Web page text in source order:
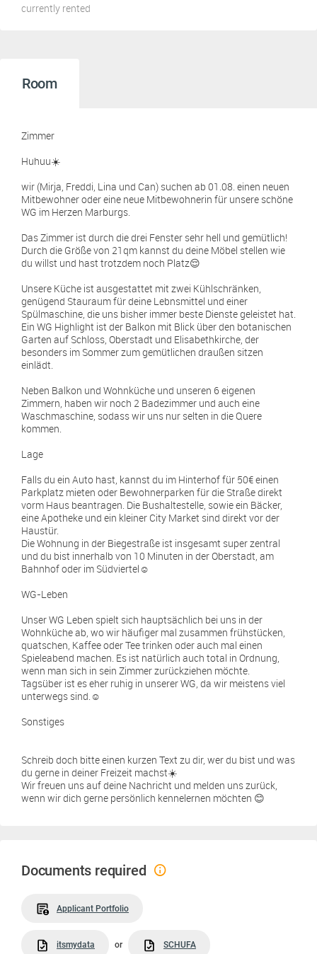
currently rented
Room
Zimmer
Huhuu☀️
wir (Mirja, Freddi, Lina und Can) suchen ab 01.08. einen neuen
Mitbewohner oder eine neue Mitbewohnerin für unsere schöne
WG im Herzen Marburgs.
Das Zimmer ist durch die drei Fenster sehr hell und gemütlich!
Durch die Größe von 21qm kannst du deine Möbel stellen wie
du willst und hast trotzdem noch Platz😌
Unsere Küche ist ausgestattet mit zwei Kühlschränken,
genügend Stauraum für deine Lebnsmittel und einer
Spülmaschine, die uns bisher immer beste Dienste geleistet hat.
Ein WG Highlight ist der Balkon mit Blick über den botanischen
Garten auf Schloss, Oberstadt und Elisabethkirche, der
besonders im Sommer zum gemütlichen draußen sitzen
einlädt.
Neben Balkon und Wohnküche und unseren 6 eigenen
Zimmern, haben wir noch 2 Badezimmer und auch eine
Waschmaschine, sodass wir uns nur selten in die Quere
kommen.
Lage
Falls du ein Auto hast, kannst du im Hinterhof für 50€ einen
Parkplatz mieten oder Bewohnerparken für die Straße direkt
vorm Haus beantragen. Die Bushaltestelle, sowie ein Bäcker,
eine Apotheke und ein kleiner City Market sind direkt vor der
Haustür.
Die Wohnung in der Biegestraße ist insgesamt super zentral
und du bist innerhalb von 10 Minuten in der Oberstadt, am
Bahnhof oder im Südviertel☺️
WG-Leben
Unser WG Leben spielt sich hauptsächlich bei uns in der
Wohnküche ab, wo wir häufiger mal zusammen frühstücken,
quatschen, Kaffee oder Tee trinken oder auch mal einen
Spieleabend machen. Es ist natürlich auch total in Ordnung,
wenn man sich in sein Zimmer zurückziehen möchte.
Tagsüber ist es eher ruhig in unserer WG, da wir meistens viel
unterwegs sind.☺️
Sonstiges
Schreib doch bitte einen kurzen Text zu dir, wer du bist und was
du gerne in deiner Freizeit machst☀️
Wir freuen uns auf deine Nachricht und melden uns zurück,
wenn wir dich gerne persönlich kennelernen möchten 😊
Documents required
Applicant Portfolio
itsmydata or SCHUFA